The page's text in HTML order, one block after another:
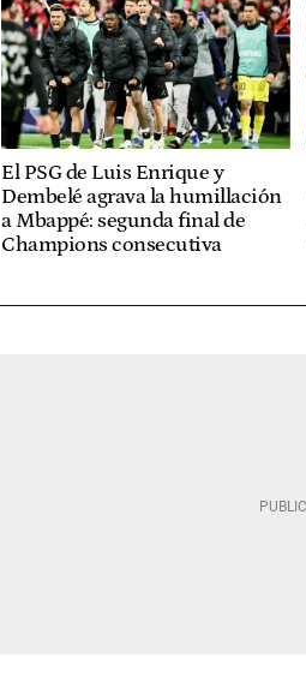
El PSG de Luis Enrique y
Dembelé agrava la humillación
a Mbappé: segunda final de
Champions consecutiva